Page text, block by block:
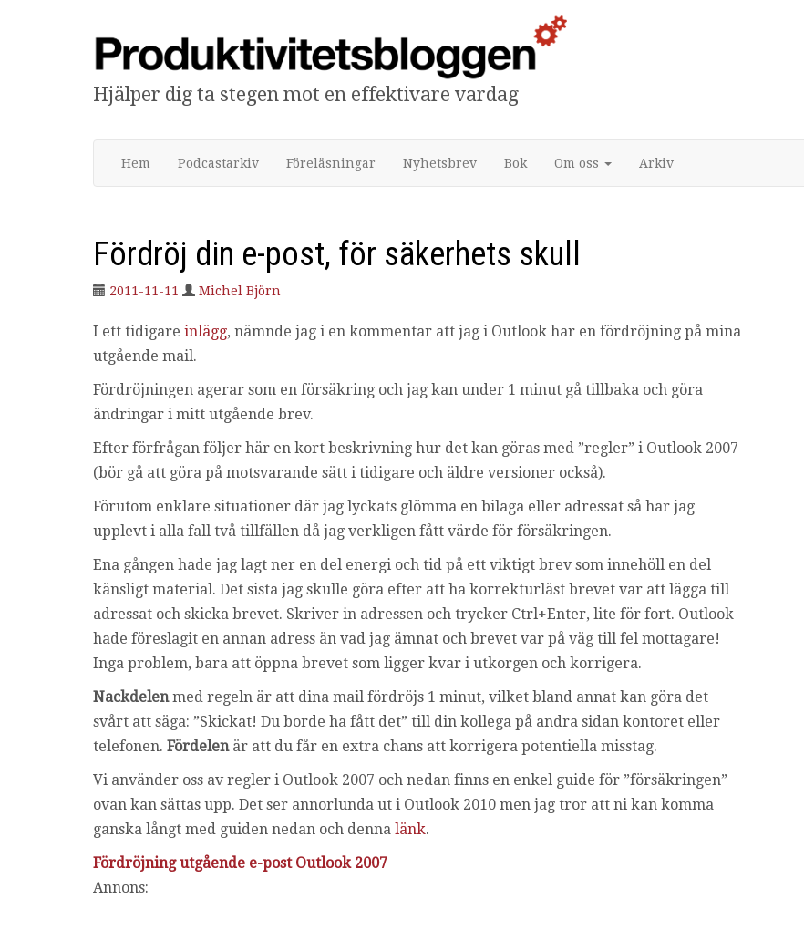
Produktivitetsbloggen
Hjälper dig ta stegen mot en effektivare vardag
Hem Podcastarkiv Föreläsningar Nyhetsbrev Bok Om oss Arkiv
Fördröj din e-post, för säkerhets skull
2011-11-11 Michel Björn
I ett tidigare inlägg, nämnde jag i en kommentar att jag i Outlook har en fördröjning på mina
utgående mail.
Fördröjningen agerar som en försäkring och jag kan under 1 minut gå tillbaka och göra
ändringar i mitt utgående brev.
Efter förfrågan följer här en kort beskrivning hur det kan göras med ”regler” i Outlook 2007
(bör gå att göra på motsvarande sätt i tidigare och äldre versioner också).
Förutom enklare situationer där jag lyckats glömma en bilaga eller adressat så har jag
upplevt i alla fall två tillfällen då jag verkligen fått värde för försäkringen.
Ena gången hade jag lagt ner en del energi och tid på ett viktigt brev som innehöll en del
känsligt material. Det sista jag skulle göra efter att ha korrekturläst brevet var att lägga till
adressat och skicka brevet. Skriver in adressen och trycker Ctrl+Enter, lite för fort. Outlook
hade föreslagit en annan adress än vad jag ämnat och brevet var på väg till fel mottagare!
Inga problem, bara att öppna brevet som ligger kvar i utkorgen och korrigera.
Nackdelenmed regeln är att dina mail fördröjs 1 minut, vilket bland annat kan göra det
svårt att säga: ”Skickat! Du borde ha fått det” till din kollega på andra sidan kontoret eller
telefonen. Fördelenär att du får en extra chans att korrigera potentiella misstag.
Vi använder oss av regler i Outlook 2007 och nedan finns en enkel guide för ”försäkringen”
ovan kan sättas upp. Det ser annorlunda ut i Outlook 2010 men jag tror att ni kan komma
ganska långt med guiden nedan och denna länk.
Fördröjning utgående e-post Outlook 2007
Annons: